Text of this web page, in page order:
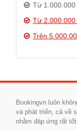
Từ
Từ
Trên
Bookingvn luôn
và phát triển, cả về
nhằm đáp ứng rất